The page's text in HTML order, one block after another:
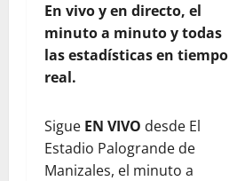
En vivo y en directo, el
minuto a minuto y todas
las estadísticas en tiempo
real.
Sigue EN VIVO desde El
Estadio Palogrande de
Manizales, el minuto a